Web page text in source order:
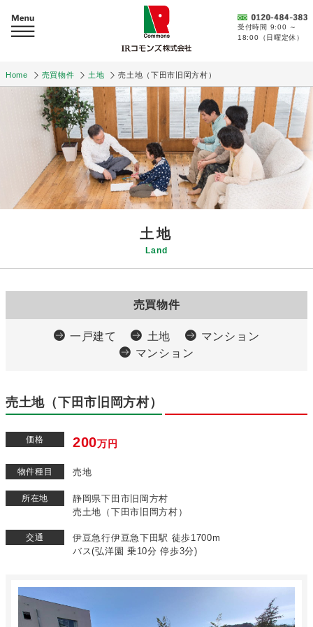
受付時間 9:00 ～
18:00（日曜定休）
Home 売買物件 土地 売土地（下田市旧岡方村）
土地
Land
売買物件
一戸建て 土地
マンション
マンション
売土地（下田市旧岡方村）
価格 200万円
物件種目 売地
所在地
静岡県下田市旧岡方村
売土地（下田市旧岡方村）
交通
伊豆急行伊豆急下田駅 徒歩1700m
バス(弘洋園 乗10分 停歩3分)